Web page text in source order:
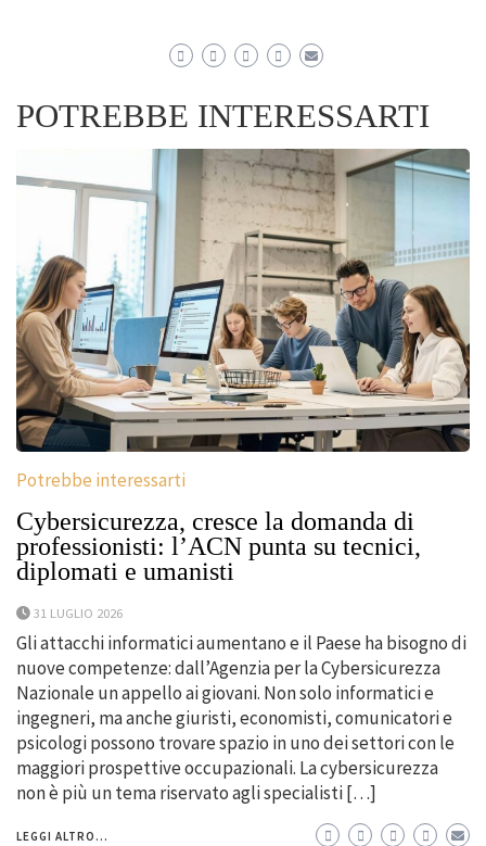
POTREBBE INTERESSARTI
Potrebbe interessarti
Cybersicurezza, cresce la domanda di
professionisti: l’ACN punta su tecnici,
diplomati e umanisti
31 LUGLIO 2026
Gli attacchi informatici aumentano e il Paese ha bisogno di
nuove competenze: dall’Agenzia per la Cybersicurezza
Nazionale un appello ai giovani. Non solo informatici e
ingegneri, ma anche giuristi, economisti, comunicatori e
psicologi possono trovare spazio in uno dei settori con le
maggiori prospettive occupazionali. La cybersicurezza
non è più un tema riservato agli specialisti […]
LEGGI ALTRO...